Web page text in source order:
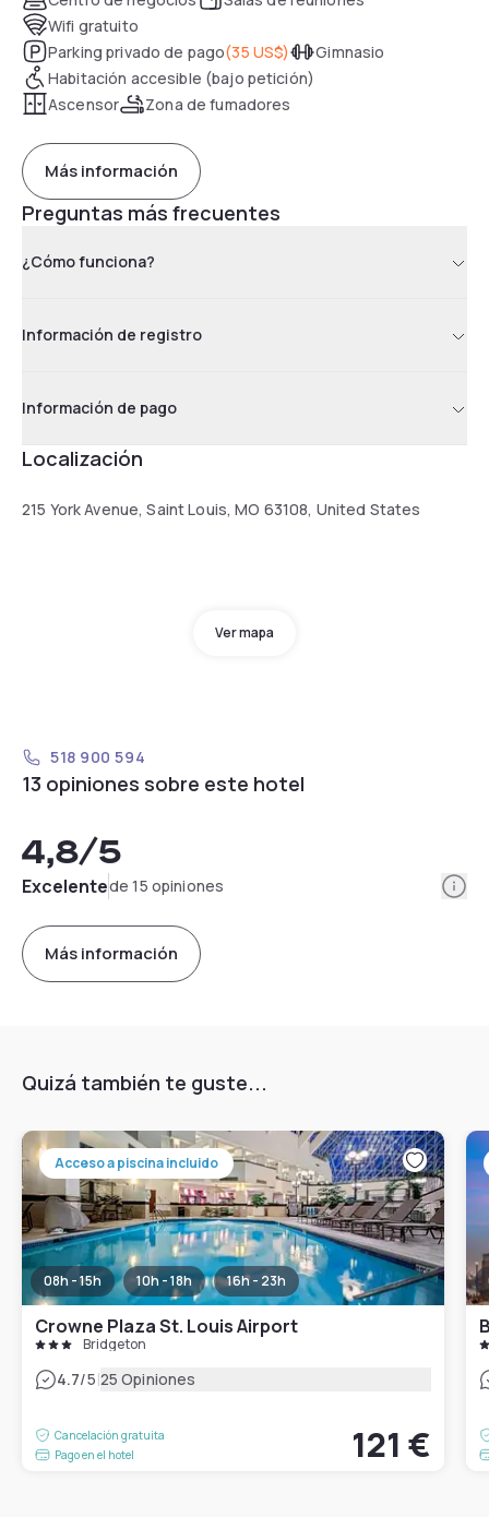
Wifi gratuito
Parking privado de pago(35 US$)
Gimnasio
Habitación accesible (bajo petición)
Ascensor
Zona de fumadores
Más información
Preguntas más frecuentes
¿Cómo funciona?
Información de registro
Información de pago
Localización
215 York Avenue, Saint Louis, MO 63108, United States
Ver mapa
518 900 594
13 opiniones sobre este hotel
4,8/5
Excelentede 15 opiniones
Más información
Quizá también te guste...
Acceso a piscina incluido
08h - 15h 10h - 18h 16h - 23h
Crowne Plaza St. Louis Airport
Bridgeton
4.7/5|25 Opiniones
Cancelación gratuita
Pago en el hotel
121 €